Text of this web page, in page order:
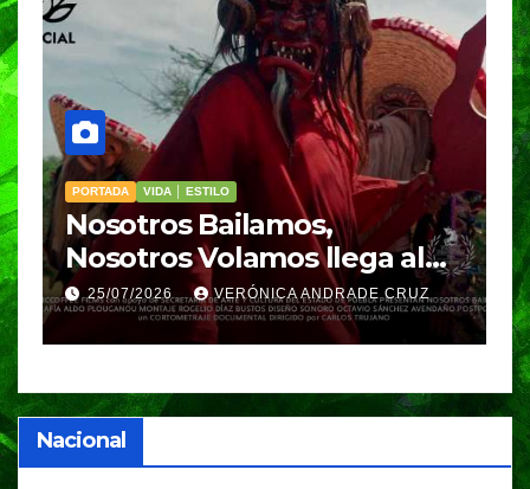
PORTADA VIDA │ ESTILO
Nosotros Bailamos,
Nosotros Volamos llega al
GIFF
25/07/2026 VERÓNICA ANDRADE CRUZ
Nacional